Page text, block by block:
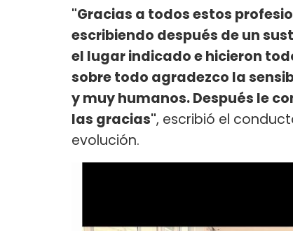
"Gracias a todos estos
escribiendo después de un
el lugar indicado e hicieron
sobre todo agradezco la
y muy humanos. Después le
las gracias", escribió el
evolución.